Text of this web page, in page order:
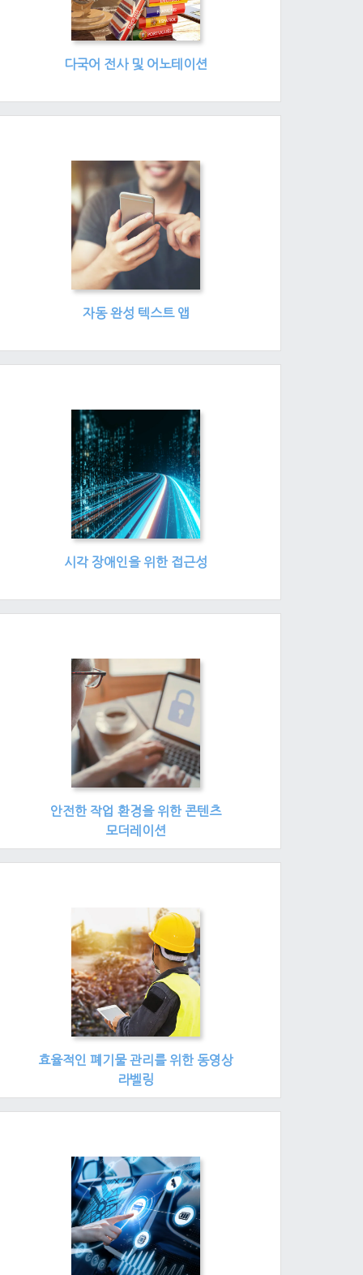
다국어 전사 및 어노테이션
자동 완성 텍스트 앱
시각 장애인을 위한 접근성
안전한 작업 환경을 위한 콘텐츠
모더레이션
효율적인 폐기물 관리를 위한 동영상
라벨링